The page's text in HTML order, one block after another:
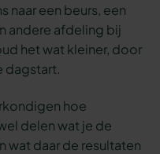
naar een beurs, een
andere afdeling bij
het wat kleiner, door
dagstart.
hoe
delen wat je de
wat daar de resultaten